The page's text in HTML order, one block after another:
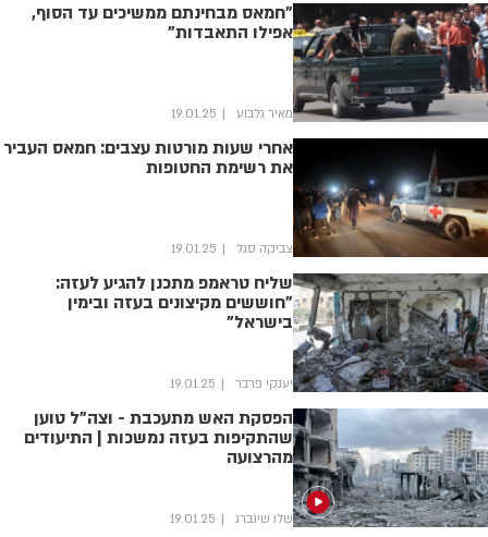
"חמאס מבחינתם ממשיכים עד הסוף,
אפילו התאבדות"
מאיר גלבוע 19.01.25
אחרי שעות מורטות עצבים: חמאס העביר
את רשימת החטופות
צביקה סגל 19.01.25
שליח טראמפ מתכנן להגיע לעזה:
"חוששים מקיצונים בעזה ובימין
בישראל"
יענקי פרבר 19.01.25
הפסקת האש מתעכבת - וצה"ל טוען
שהתקיפות בעזה נמשכות | התיעודים
מהרצועה
שלו שינברג 19.01.25